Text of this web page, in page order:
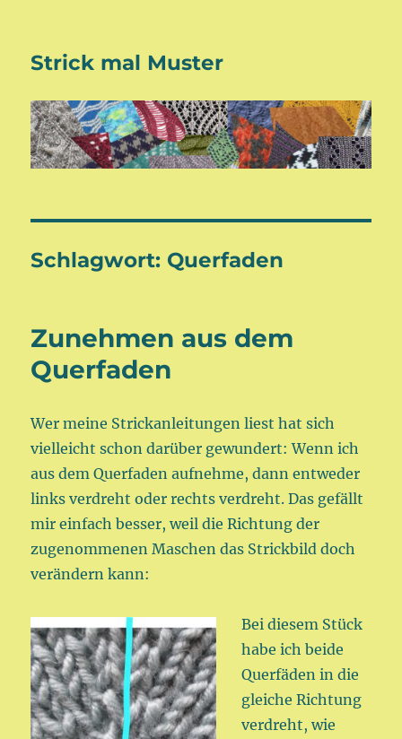
Strick mal Muster
Schlagwort: Querfaden
Zunehmen aus dem
Querfaden
Wer meine Strickanleitungen liest hat sich
vielleicht schon darüber gewundert: Wenn ich
aus dem Querfaden aufnehme, dann entweder
links verdreht oder rechts verdreht. Das gefällt
mir einfach besser, weil die Richtung der
zugenommenen Maschen das Strickbild doch
verändern kann:
Bei diesem Stück
habe ich beide
Querfäden in die
gleiche Richtung
verdreht, wie